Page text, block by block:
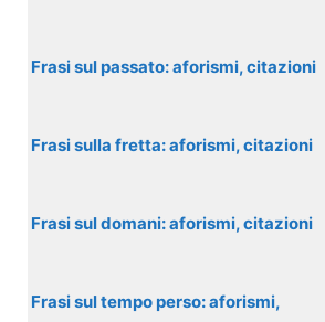
Frasi sul passato: aforismi, citazioni
Frasi sulla fretta: aforismi, citazioni
Frasi sul domani: aforismi, citazioni
Frasi sul tempo perso: aforismi,